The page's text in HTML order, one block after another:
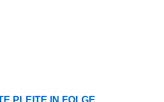
PLEITE IN FOLGE